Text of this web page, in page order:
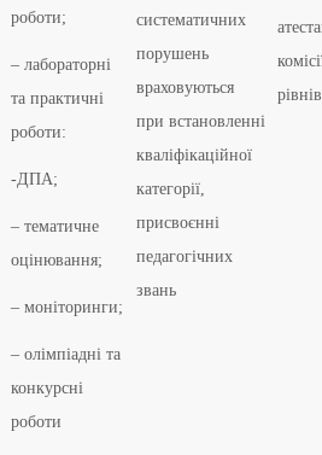
роботи;
– лабораторні
та практичні
роботи:
-ДПА;
– тематичне
оцінювання;
– моніторинги;
– олімпіадні та
конкурсні
роботи
систематичних
порушень
враховуються
при встановленні
кваліфікаційної
категорії,
присвоєнні
педагогічних
звань
рівнів